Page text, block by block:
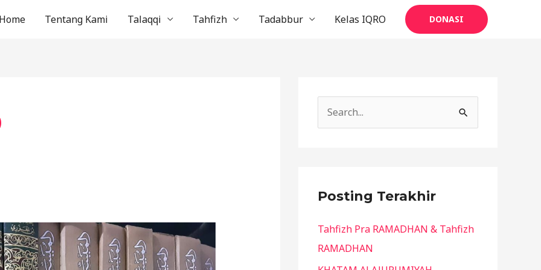
Home Tentang Kami Talaqqi Tahfizh Tadabbur Kelas IQRO DONASI
c
f
o
Posting Terakhir
Tahfizh Pra RAMADHAN & Tahfizh
RAMADHAN